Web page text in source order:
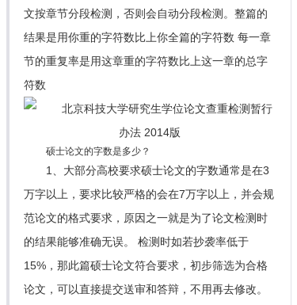
文按章节分段检测，否则会自动分段检测。整篇的
结果是用你重的字符数比上你全篇的字符数 每一章
节的重复率是用这章重的字符数比上这一章的总字
符数
硕士论文的字数是多少？
1、大部分高校要求硕士论文的字数通常是在3
万字以上，要求比较严格的会在7万字以上，并会规
范论文的格式要求，原因之一就是为了论文检测时
的结果能够准确无误。 检测时如若抄袭率低于
15%，那此篇硕士论文符合要求，初步筛选为合格
论文，可以直接提交送审和答辩，不用再去修改。